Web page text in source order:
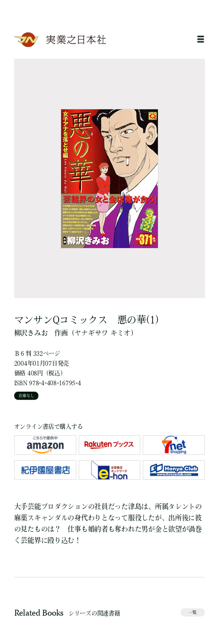
マンサンQコミックス 悪の華(1)
柳沢きみお 作画 （ヤナギサワ キミオ）
Ｂ６判 332ページ
2004年01月07日発売
価格 408円（税込）
ISBN 978-4-408-16795-4
在庫なし
オンライン書店で購入する
大手芸能プロダクションの社員だった津島は、所属タレントの
麻薬スキャンダルの身代わりとなって服役したが、出所後に彼
の見たものは？ 仕事も婚約者も奪われた男が金と欲望が渦巻
く芸能界に殴り込む！
Related Books シリーズの関連書籍 一覧